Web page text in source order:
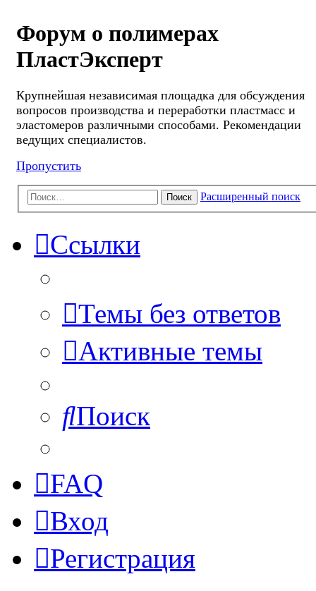
Форум о полимерах
ПластЭксперт
Крупнейшая независимая площадка для обсуждения
вопросов производства и переработки пластмасс и
эластомеров различными способами. Рекомендации
ведущих специалистов.
Пропустить
Поиск Расширенный поиск
Ссылки
Темы без ответов
Активные темы
Поиск
FAQ
Вход
Регистрация